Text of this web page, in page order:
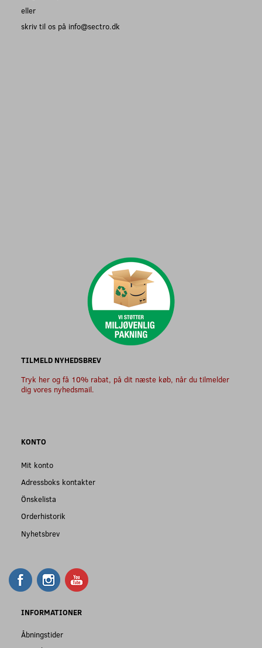
eller
skriv til os på info@sectro.dk
TILMELD NYHEDSBREV
Tryk her og få 10% rabat, på dit næste køb, når du tilmelder
dig vores nyhedsmail.
KONTO
Mit konto
Adressboks kontakter
Önskelista
Orderhistorik
Nyhetsbrev
INFORMATIONER
Åbningstider